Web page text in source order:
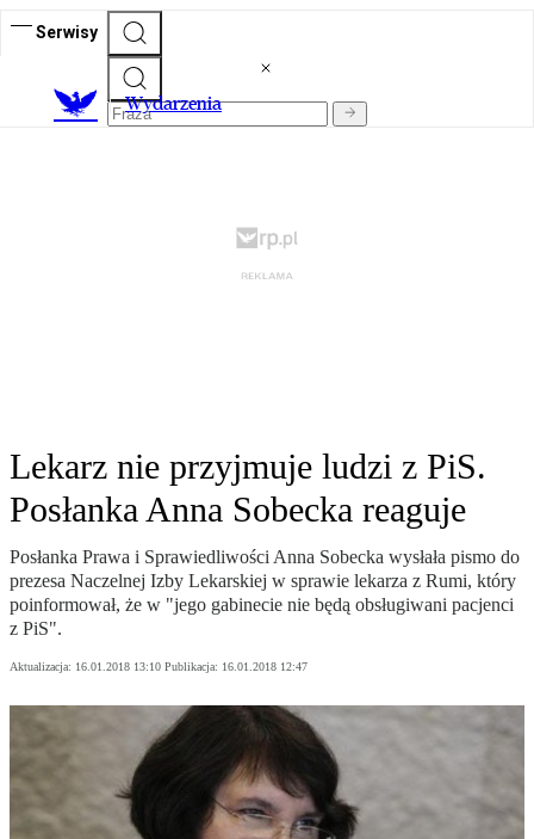
Serwisy
Wydarzenia
Lekarz nie przyjmuje ludzi z PiS.
Posłanka Anna Sobecka reaguje
Posłanka Prawa i Sprawiedliwości Anna Sobecka wysłała pismo do
prezesa Naczelnej Izby Lekarskiej w sprawie lekarza z Rumi, który
poinformował, że w "jego gabinecie nie będą obsługiwani pacjenci
z PiS".
Aktualizacja: 16.01.2018 13:10 Publikacja: 16.01.2018 12:47